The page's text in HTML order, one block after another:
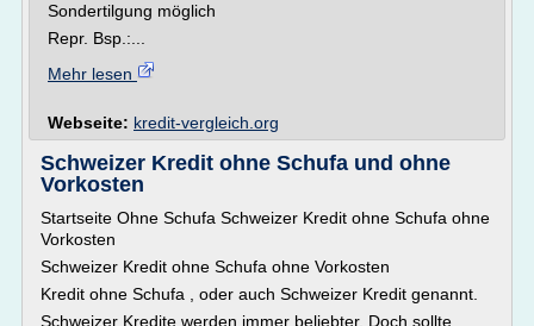
Sondertilgung möglich
Repr. Bsp.:...
Mehr lesen
Webseite: kredit-vergleich.org
Schweizer Kredit ohne Schufa und ohne
Vorkosten
Startseite Ohne Schufa Schweizer Kredit ohne Schufa ohne
Vorkosten
Schweizer Kredit ohne Schufa ohne Vorkosten
Kredit ohne Schufa , oder auch Schweizer Kredit genannt.
Schweizer Kredite werden immer beliebter. Doch sollte